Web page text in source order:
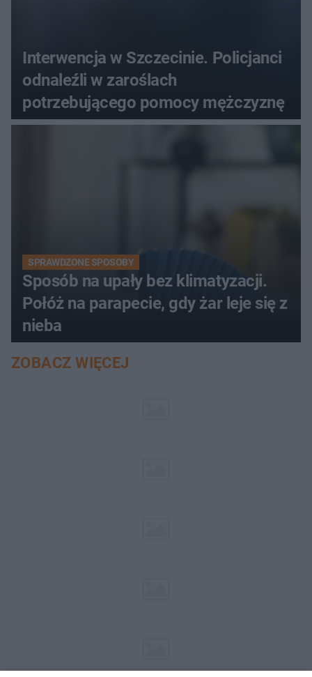
Interwencja w Szczecinie. Policjanci
odnaleźli w zaroślach
potrzebującego pomocy mężczyznę
SPRAWDZONE SPOSOBY
Sposób na upały bez klimatyzacji.
Połóż na parapecie, gdy żar leje się z
nieba
ZOBACZ WIĘCEJ